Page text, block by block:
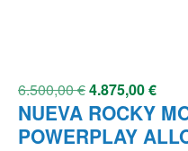
6.500,00€4.875,00€
NUEVA ROCKY
POWERPLAY